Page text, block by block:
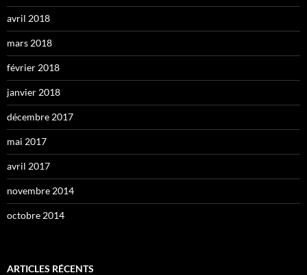
avril 2018
mars 2018
février 2018
janvier 2018
décembre 2017
mai 2017
avril 2017
novembre 2014
octobre 2014
ARTICLES RÉCENTS